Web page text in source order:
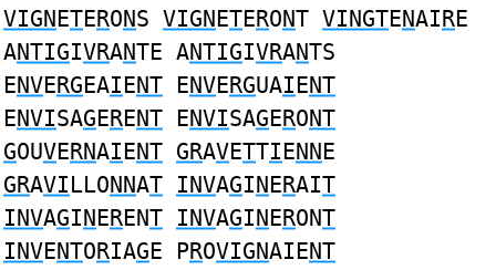
VIGNETERONS VIGNETERONT VINGTENAIRE
ANTIGIVRANTE ANTIGIVRANTS
ENVERGEAIENT ENVERGUAIENT
ENVISAGERENT ENVISAGERONT
GOUVERNAIENT GRAVETTIENNE
GRAVILLONNAT INVAGINERAIT
INVAGINERENT INVAGINERONT
INVENTORIAGE PROVIGNAIENT